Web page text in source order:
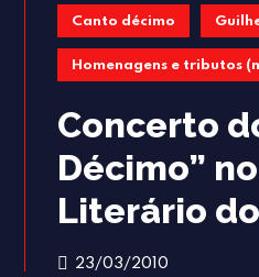
Canto décimo
Homenagens e tributos
Concerto
Décimo”
Literário
23/03/2010